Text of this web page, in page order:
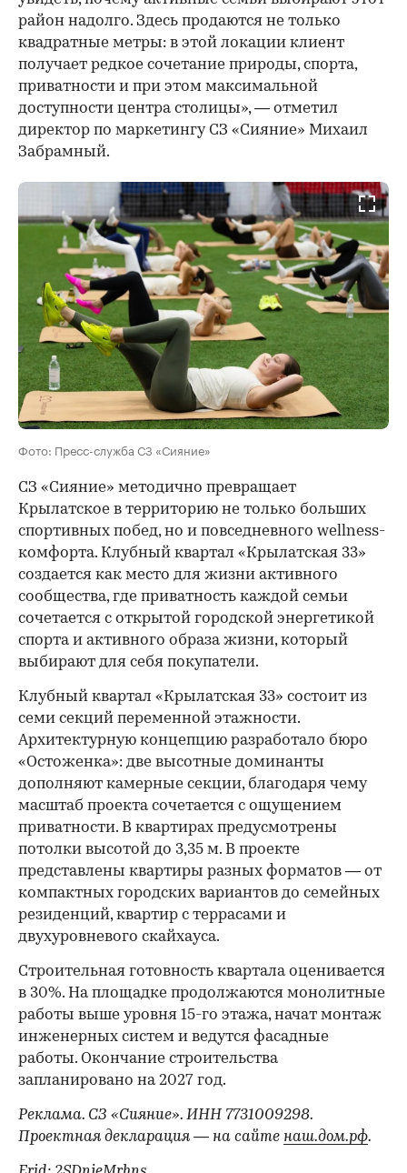
район надолго. Здесь продаются не только
квадратные метры: в этой локации клиент
получает редкое сочетание природы, спорта,
приватности и при этом максимальной
доступности центра столицы», — отметил
директор по маркетингу СЗ «Сияние» Михаил
Забрамный.
Фото: Пресс-служба СЗ «Сияние»
СЗ «Сияние» методично превращает
Крылатское в территорию не только больших
спортивных побед, но и повседневного wellness-
комфорта. Клубный квартал «Крылатская 33»
создается как место для жизни активного
сообщества, где приватность каждой семьи
сочетается с открытой городской энергетикой
спорта и активного образа жизни, который
выбирают для себя покупатели.
Клубный квартал «Крылатская 33» состоит из
семи секций переменной этажности.
Архитектурную концепцию разработало бюро
«Остоженка»: две высотные доминанты
дополняют камерные секции, благодаря чему
масштаб проекта сочетается с ощущением
приватности. В квартирах предусмотрены
потолки высотой до 3,35 м. В проекте
представлены квартиры разных форматов — от
компактных городских вариантов до семейных
резиденций, квартир с террасами и
двухуровневого скайхауса.
Строительная готовность квартала оценивается
в 30%. На площадке продолжаются монолитные
работы выше уровня 15-го этажа, начат монтаж
инженерных систем и ведутся фасадные
работы. Окончание строительства
запланировано на 2027 год.
Реклама. СЗ «Сияние». ИНН 7731009298.
Проектная декларация — на сайте наш.дом.рф.